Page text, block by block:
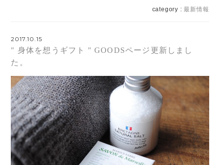
category :最新情報
2017.10.15
" 身体を想うギフト " GOODSページ更新しまし
た。